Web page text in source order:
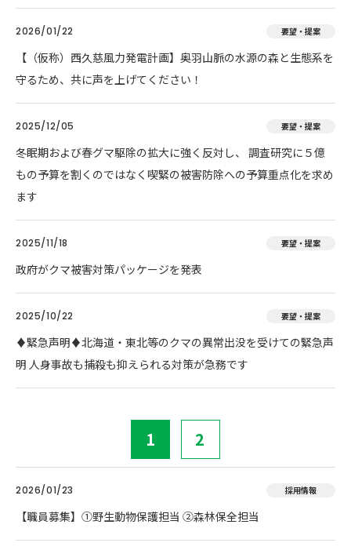
2026/01/22 要望・提案
【（仮称）西久慈風力発電計画】奥羽山脈の水源の森と生態系を
守るため、共に声を上げてください！
2025/12/05 要望・提案
冬眠期および春グマ駆除の拡大に強く反対し、 調査研究に５億
もの予算を割くのではなく喫緊の被害防除への予算重点化を求め
ます
2025/11/18 要望・提案
政府がクマ被害対策パッケージを発表
2025/10/22 要望・提案
♦️緊急声明♦️北海道・東北等のクマの異常出没を受けての緊急声
明 人身事故も捕殺も抑えられる対策が急務です
1 2
2026/01/23 採用情報
【職員募集】①野生動物保護担当 ②森林保全担当